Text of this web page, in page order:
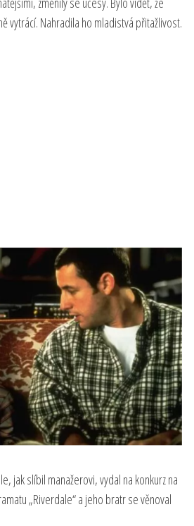
vytrácí. Nahradila ho mladistvá přitažlivost.
jak slíbil manažerovi, vydal na konkurz na
„Riverdale“ a jeho bratr se věnoval